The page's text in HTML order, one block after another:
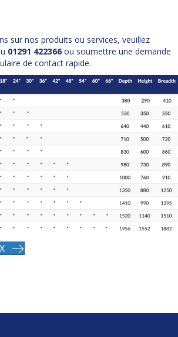
sur nos produits ou services, veuillez
01291 422366 ou soumettre une demande
de contact rapide.